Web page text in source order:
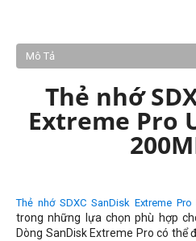
Mô Tả
Thẻ nhớ
Extreme Pro
Thẻ nhớ SDXC SanDisk Extreme
trong những lựa chọn phù hợp
Dòng SanDisk Extreme Pro có thể